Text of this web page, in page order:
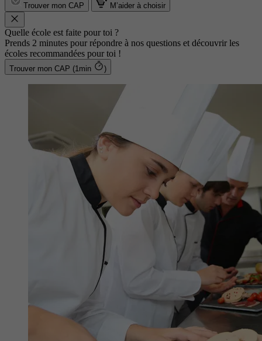
Trouver mon CAP M’aider à choisir
Quelle école est faite pour toi ?
Prends 2 minutes pour répondre à nos questions et découvrir les
écoles recommandées pour toi !
Trouver mon CAP (1min )